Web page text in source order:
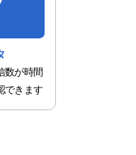
数が時間
できます